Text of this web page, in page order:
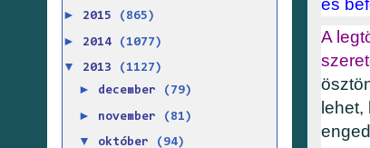
A
lehet,
► 2015 (865)
► 2014 (1077)
▼ 2013 (1127)
► december (79)
► november (81)
▼ október
(94)